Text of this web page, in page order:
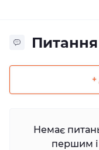
Питання
Немає
першим і